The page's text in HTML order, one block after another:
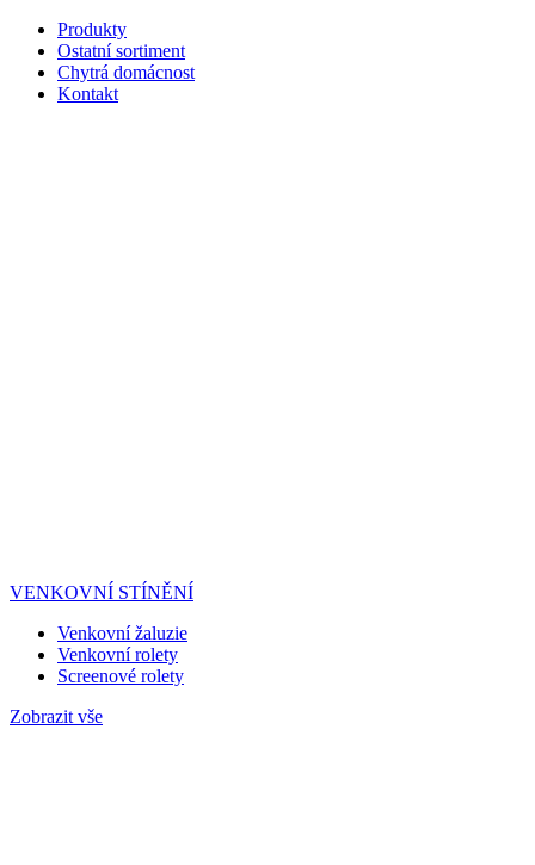
Produkty
Ostatní sortiment
Chytrá domácnost
Kontakt
VENKOVNÍ STÍNĚNÍ
Venkovní žaluzie
Venkovní rolety
Screenové rolety
Zobrazit vše